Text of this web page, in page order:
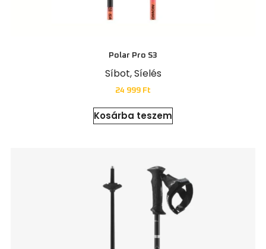
Polar Pro S3
Síbot,Síelés
24 999 Ft
Kosárba teszem